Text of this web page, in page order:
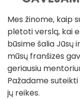
Mes žinome, kaip
plėtoti verslą, kai
būsime šalia Jūsų
mūsų franšizės
geriausiu
Pažadame
jų reikės.